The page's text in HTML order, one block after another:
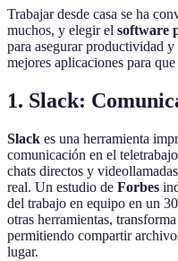
Trabajar desde casa se ha
muchos, y elegir el software
para asegurar productividad
mejores aplicaciones para
1. Slack:
Slack es una herramienta
comunicación en el
chats directos y
real. Un estudio de Forbes
del trabajo en equipo en un
otras herramientas,
permitiendo compartir
lugar.